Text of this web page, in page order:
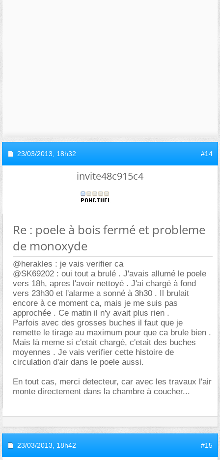
23/03/2013, 18h32 #14
invite48c915c4
Re : poele à bois fermé et probleme
de monoxyde
@herakles : je vais verifier ca
@SK69202 : oui tout a brulé . J'avais allumé le poele
vers 18h, apres l'avoir nettoyé . J'ai chargé à fond
vers 23h30 et l'alarme a sonné à 3h30 . Il brulait
encore à ce moment ca, mais je me suis pas
approchée . Ce matin il n'y avait plus rien .
Parfois avec des grosses buches il faut que je
remette le tirage au maximum pour que ca brule bien .
Mais là meme si c'etait chargé, c'etait des buches
moyennes . Je vais verifier cette histoire de
circulation d'air dans le poele aussi.
En tout cas, merci detecteur, car avec les travaux l'air
monte directement dans la chambre à coucher...
23/03/2013, 18h42 #15